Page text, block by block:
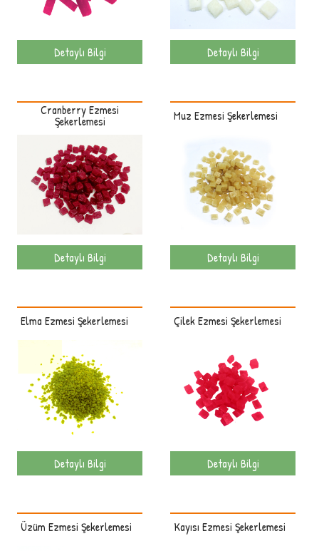
Detaylı Bilgi Detaylı Bilgi
Cranberry Ezmesi
Şekerlemesi
Detaylı Bilgi
Muz Ezmesi Şekerlemesi
Detaylı Bilgi
Elma Ezmesi Şekerlemesi
Detaylı Bilgi
Çilek Ezmesi Şekerlemesi
Detaylı Bilgi
Üzüm Ezmesi Şekerlemesi Kayısı Ezmesi Şekerlemesi